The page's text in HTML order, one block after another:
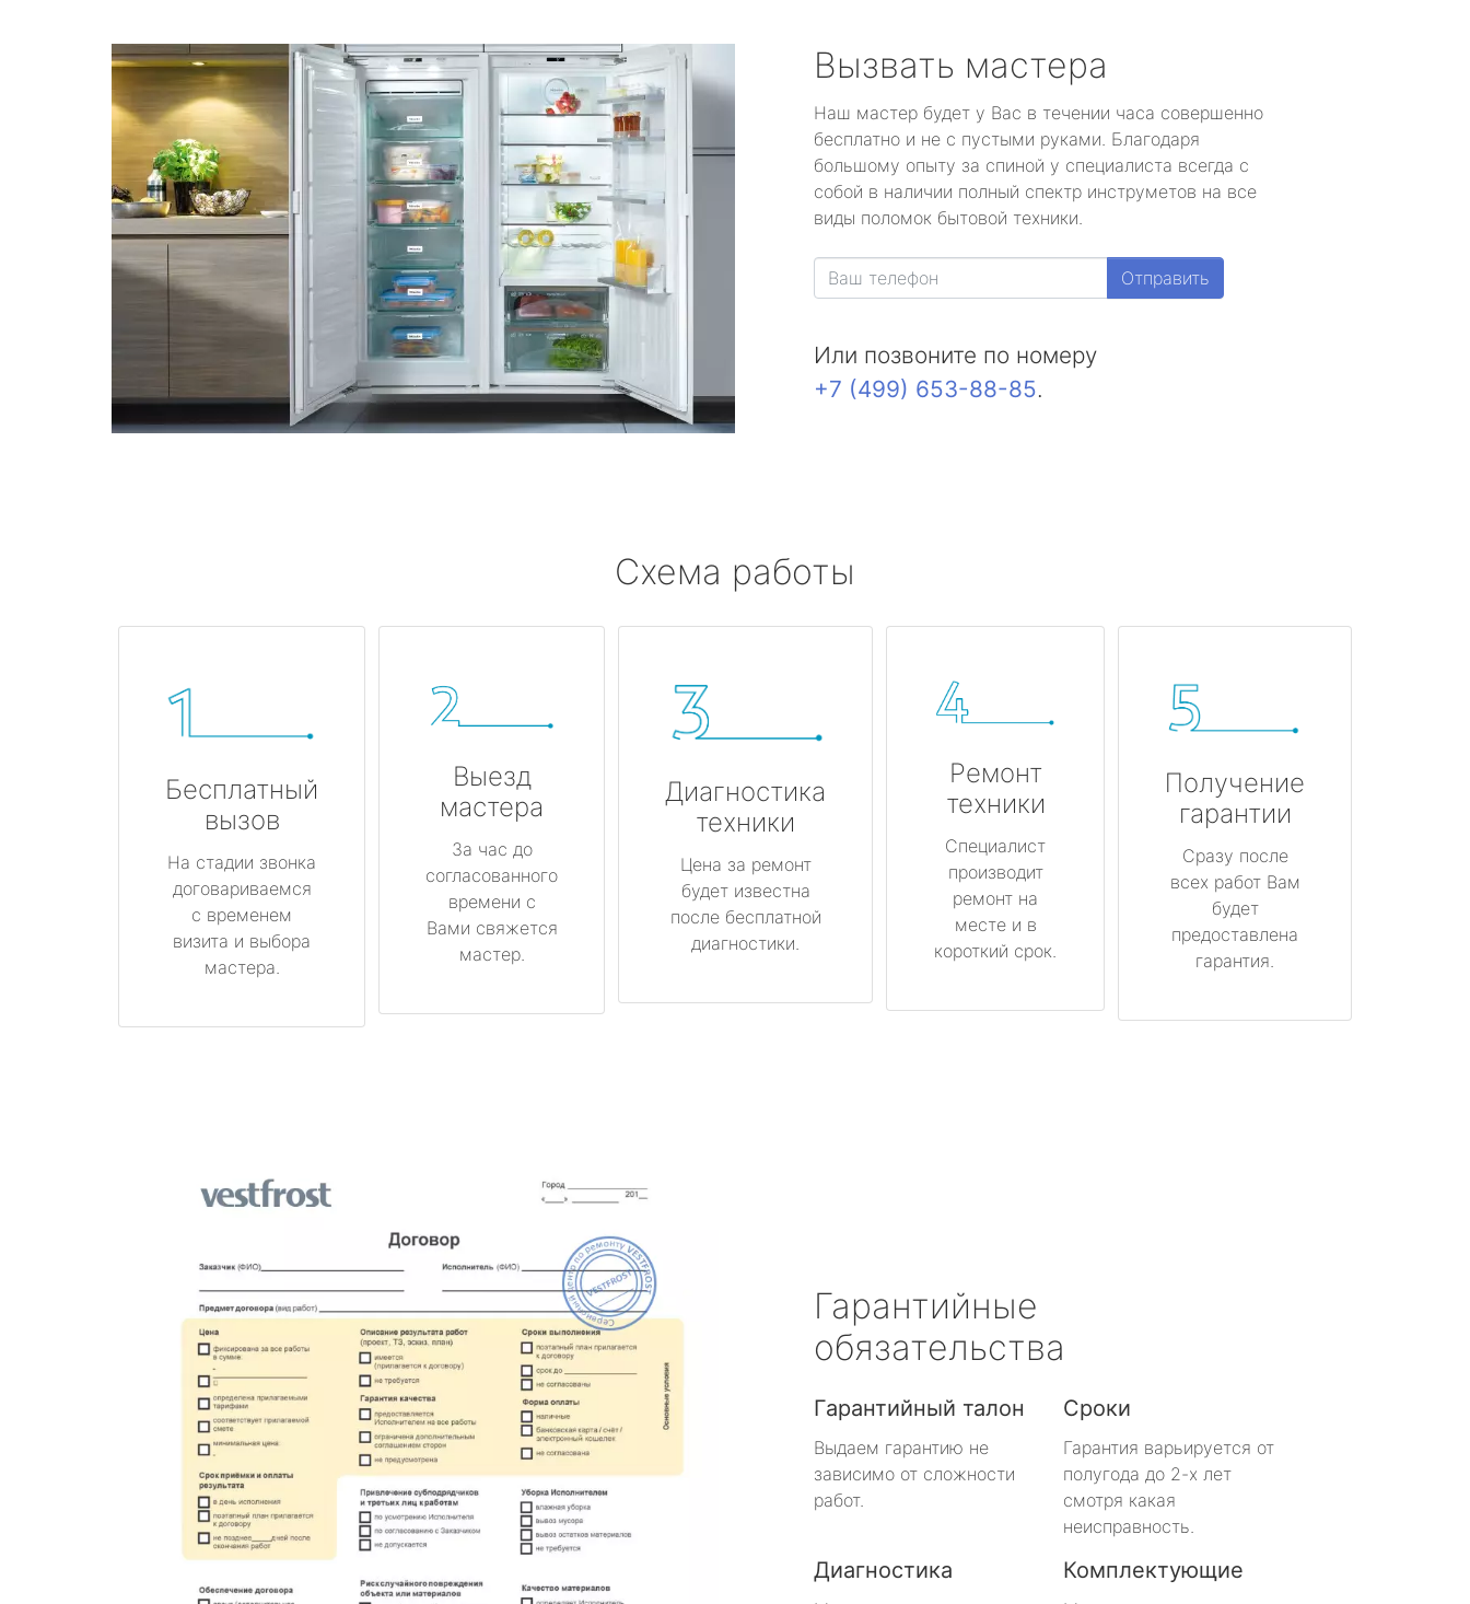
Вызвать мастера
Наш мастер будет у Вас в течении часа совершенно
бесплатно и не с пустыми руками. Благодаря
большому опыту за спиной у специалиста всегда с
собой в наличии полный спектр инструметов на все
виды поломок бытовой техники.
Отправить
Или позвоните по номеру
+7 (499) 653-88-85.
Схема работы
Бесплатный
вызов
На стадии звонка
договариваемся
с временем
визита и выбора
мастера.
Выезд
мастера
За час до
согласованного
времени с
Вами свяжется
мастер.
Диагностика
техники
Цена за ремонт
будет известна
после бесплатной
диагностики.
Ремонт
техники
Специалист
производит
ремонт на
месте и в
короткий срок.
Получение
гарантии
Сразу после
всех работ Вам
будет
предоставлена
гарантия.
Гарантийные
обязательства
Гарантийный талон
Выдаем гарантию не
зависимо от сложности
работ.
Сроки
Гарантия варьируется от
полугода до 2-х лет
смотря какая
неисправность.
Диагностика Комплектующие